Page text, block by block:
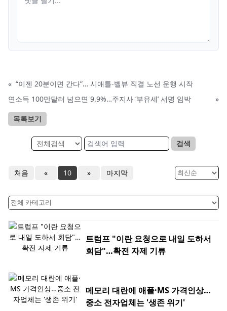
« “이젠 20분이면 간다”… 시애틀-벨뷰 직결 노선 운행 시작
연소득 100만달러 넘으면 9.9%…주지사 ‘부유세’ 서명 임박
»
목록보기
검색
처음 « 10 » 마지막
트럼프 "이란 요청으로 내일 도하서
회담"…확전 자제 기류
메모리 대란에 애플·MS 가격인상…
중소 전자업체는 '생존 위기'